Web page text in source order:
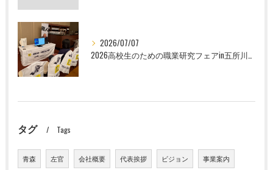
2026/07/07
2026高校生のための職業研究フェアin五所川原
タグ Tags
青森 左官 会社概要 代表挨拶 ビジョン 事業案内